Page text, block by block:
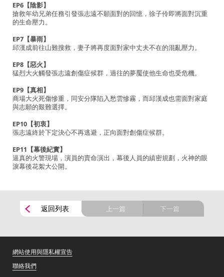
EP6【陰影】
搶救年幼兄弟任務引發張志遠不願面對的回憶，徐子伶即將面對沉重
的生命壓力。
EP7【暴雨】
邱漢成前往山難搜救，妻子將再度面對家中丈夫不在的混亂壓力。
EP8【惡火】
猛烈大火觸發張志遠創傷症候群，過往的夢魘使他生命也受危機。
EP9【真相】
商場大火死傷慘重，同安分隊陷入愁雲慘霧，而邱漢成也需面對家庭
與志願的艱難選擇。
EP10【初衷】
張志遠終於下定決心不再逃避，正向面對創傷症候群。
EP11【幕後紀實】
逼真的火警現場，演員的賣命演出，幕後人員的縝密規劃，火神的眼
淚幕後花絮大公開。
返回列表 上一篇 下一篇
網站使用與隱私權宣告
聯絡我們